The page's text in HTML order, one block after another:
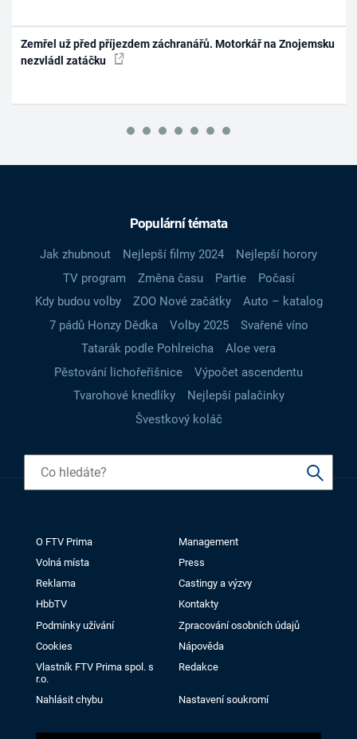
Zemřel už před příjezdem záchranářů. Motorkář na Znojemsku
nezvládl zatáčku
Populární témata
Jak zhubnout Nejlepší filmy 2024
Nejlepší horory
TV program
Změna času Partie
Počasí
Kdy budou volby
ZOO Nové začátky
Auto – katalog
7 pádů Honzy Dědka
Volby 2025
Svařené víno
Tatarák podle Pohlreicha
Aloe vera
Pěstování lichořeřišnice
Výpočet ascendentu
Tvarohové knedlíky
Nejlepší palačinky
Švestkový koláč
O FTV Prima
Management
Volná místa
Press
Reklama
Castingy a výzvy
HbbTV
Kontakty
Podmínky užívání
Zpracování osobních údajů
Cookies
Nápověda
Vlastník FTV Prima spol. s
r.o.
Redakce
Nahlásit chybu Nastavení soukromí